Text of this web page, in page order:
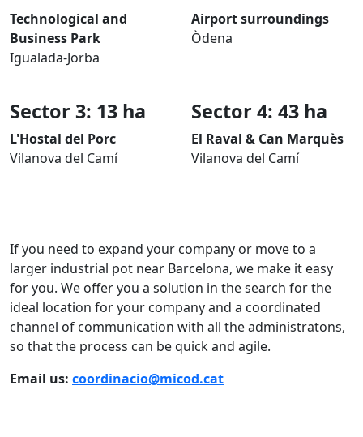
Technological and
Business Park
Igualada-Jorba
Airport surroundings
Òdena
Sector 3: 13 ha
L'Hostal del Porc
Vilanova del Camí
Sector 4: 43 ha
El Raval & Can Marquès
Vilanova del Camí
If you need to expand your company or move to a
larger industrial pot near Barcelona, we make it easy
for you. We offer you a solution in the search for the
ideal location for your company and a coordinated
channel of communication with all the administratons,
so that the process can be quick and agile.
Email us: coordinacio@micod.cat